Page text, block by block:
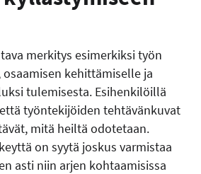
merkitys esimerkiksi työn
kehittämiselle ja
tulemisesta. Esihenkilöillä
työntekijöiden tehtävänkuvat
mitä heiltä odotetaan.
on syytä joskus varmistaa
asti niin arjen kohtaamisissa